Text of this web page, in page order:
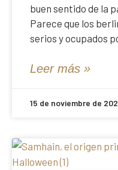
buen sentido de la
Parece que los
serios y ocupados
Leer más »
15 de noviembre de